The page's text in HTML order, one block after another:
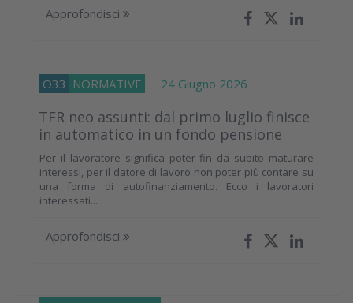
Approfondisci
O33 NORMATIVE 24 Giugno 2026
TFR neo assunti: dal primo luglio finisce
in automatico in un fondo pensione
Per il lavoratore significa poter fin da subito maturare
interessi, per il datore di lavoro non poter più contare su
una forma di autofinanziamento. Ecco i lavoratori
interessati...
Approfondisci